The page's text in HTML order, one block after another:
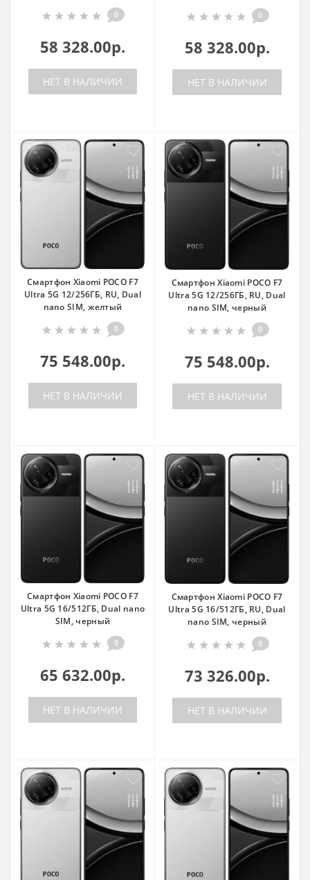
0
58 328.00р.
НЕТ В НАЛИЧИИ
0
58 328.00р.
НЕТ В НАЛИЧИИ
Смартфон Xiaomi POCO F7
Ultra 5G 12/256ГБ, RU, Dual
nano SIM, желтый
0
75 548.00р.
НЕТ В НАЛИЧИИ
Смартфон Xiaomi POCO F7
Ultra 5G 12/256ГБ, RU, Dual
nano SIM, черный
0
75 548.00р.
НЕТ В НАЛИЧИИ
Смартфон Xiaomi POCO F7
Ultra 5G 16/512ГБ, Dual nano
SIM, черный
0
65 632.00р.
НЕТ В НАЛИЧИИ
Смартфон Xiaomi POCO F7
Ultra 5G 16/512ГБ, RU, Dual
nano SIM, черный
0
73 326.00р.
НЕТ В НАЛИЧИИ